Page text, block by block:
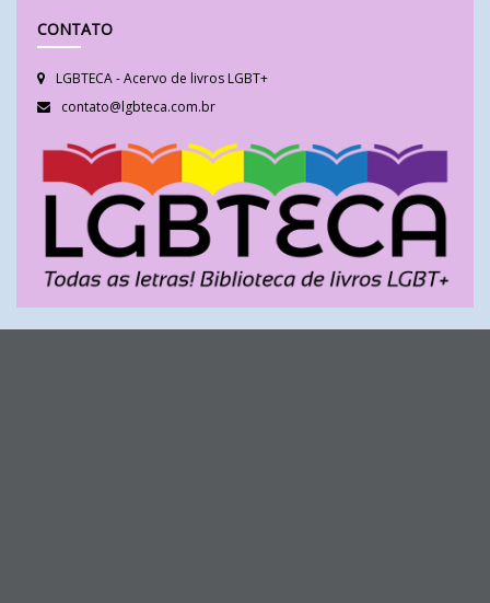
CONTATO
LGBTECA - Acervo de livros LGBT+
contato@lgbteca.com.br